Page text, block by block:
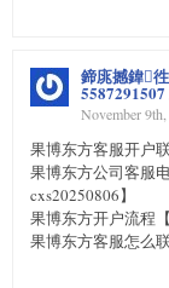
鍗庣撼鍏
November
果博东方客服开户
果博东方公司客服
cxs20250806】
果博东方开户流程
果博东方客服怎么